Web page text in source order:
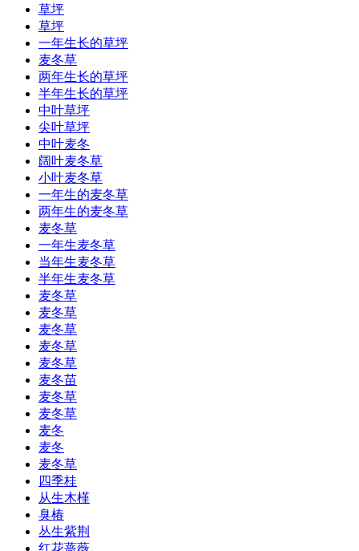
草坪
草坪
一年生长的草坪
麦冬草
两年生长的草坪
半年生长的草坪
中叶草坪
尖叶草坪
中叶麦冬
阔叶麦冬草
小叶麦冬草
一年生的麦冬草
两年生的麦冬草
麦冬草
一年生麦冬草
当年生麦冬草
半年生麦冬草
麦冬草
麦冬草
麦冬草
麦冬草
麦冬草
麦冬苗
麦冬草
麦冬草
麦冬
麦冬
麦冬草
四季桂
从生木槿
臭椿
丛生紫荆
红花蔷薇